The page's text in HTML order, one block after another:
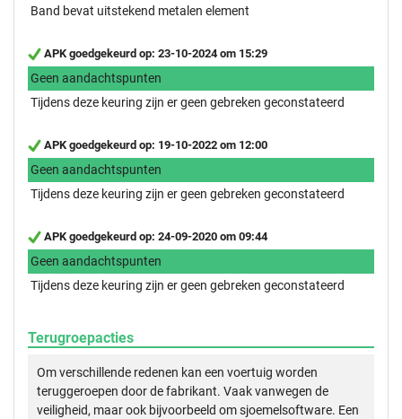
Band bevat uitstekend metalen element
APK goedgekeurd op: 23-10-2024 om 15:29
Geen aandachtspunten
Tijdens deze keuring zijn er geen gebreken geconstateerd
APK goedgekeurd op: 19-10-2022 om 12:00
Geen aandachtspunten
Tijdens deze keuring zijn er geen gebreken geconstateerd
APK goedgekeurd op: 24-09-2020 om 09:44
Geen aandachtspunten
Tijdens deze keuring zijn er geen gebreken geconstateerd
Terugroepacties
Om verschillende redenen kan een voertuig worden
teruggeroepen door de fabrikant. Vaak vanwegen de
veiligheid, maar ook bijvoorbeeld om sjoemelsoftware. Een